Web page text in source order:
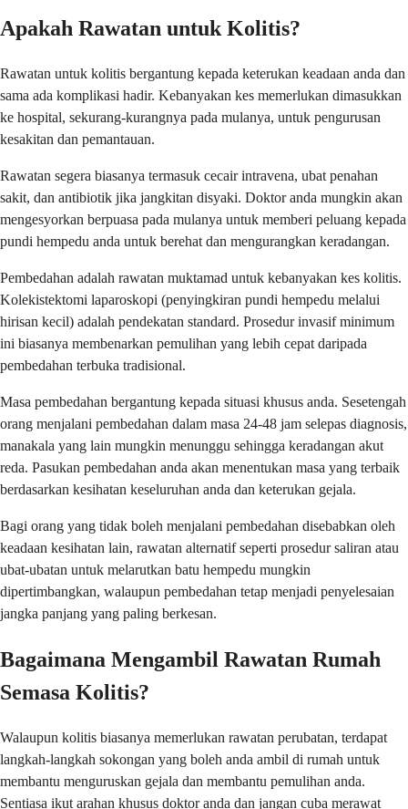
Apakah Rawatan untuk Kolitis?
Rawatan untuk kolitis bergantung kepada keterukan keadaan anda dan
sama ada komplikasi hadir. Kebanyakan kes memerlukan dimasukkan
ke hospital, sekurang-kurangnya pada mulanya, untuk pengurusan
kesakitan dan pemantauan.
Rawatan segera biasanya termasuk cecair intravena, ubat penahan
sakit, dan antibiotik jika jangkitan disyaki. Doktor anda mungkin akan
mengesyorkan berpuasa pada mulanya untuk memberi peluang kepada
pundi hempedu anda untuk berehat dan mengurangkan keradangan.
Pembedahan adalah rawatan muktamad untuk kebanyakan kes kolitis.
Kolekistektomi laparoskopi (penyingkiran pundi hempedu melalui
hirisan kecil) adalah pendekatan standard. Prosedur invasif minimum
ini biasanya membenarkan pemulihan yang lebih cepat daripada
pembedahan terbuka tradisional.
Masa pembedahan bergantung kepada situasi khusus anda. Sesetengah
orang menjalani pembedahan dalam masa 24-48 jam selepas diagnosis,
manakala yang lain mungkin menunggu sehingga keradangan akut
reda. Pasukan pembedahan anda akan menentukan masa yang terbaik
berdasarkan kesihatan keseluruhan anda dan keterukan gejala.
Bagi orang yang tidak boleh menjalani pembedahan disebabkan oleh
keadaan kesihatan lain, rawatan alternatif seperti prosedur saliran atau
ubat-ubatan untuk melarutkan batu hempedu mungkin
dipertimbangkan, walaupun pembedahan tetap menjadi penyelesaian
jangka panjang yang paling berkesan.
Bagaimana Mengambil Rawatan Rumah
Semasa Kolitis?
Walaupun kolitis biasanya memerlukan rawatan perubatan, terdapat
langkah-langkah sokongan yang boleh anda ambil di rumah untuk
membantu menguruskan gejala dan membantu pemulihan anda.
Sentiasa ikut arahan khusus doktor anda dan jangan cuba merawat